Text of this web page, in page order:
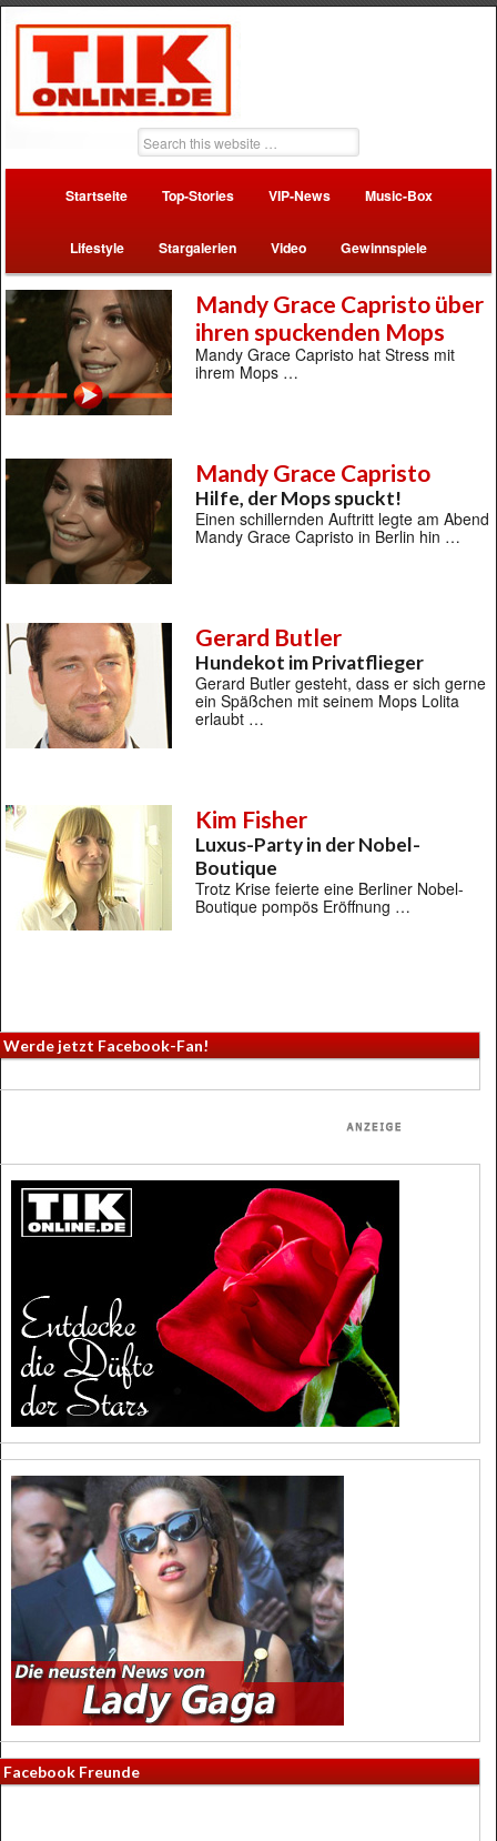
Startseite Top-Stories VIP-News Music-Box
Lifestyle Stargalerien Video Gewinnspiele
Mandy Grace Capristo über
ihren spuckenden Mops
Mandy Grace Capristo hat Stress mit
ihrem Mops …
Mandy Grace Capristo
Hilfe, der Mops spuckt!
Einen schillernden Auftritt legte am Abend
Mandy Grace Capristo in Berlin hin …
Gerard Butler
Hundekot im Privatflieger
Gerard Butler gesteht, dass er sich gerne
ein Späßchen mit seinem Mops Lolita
erlaubt …
Kim Fisher
Luxus-Party in der Nobel-
Boutique
Trotz Krise feierte eine Berliner Nobel-
Boutique pompös Eröffnung …
Werde jetzt Facebook-Fan!
Facebook Freunde